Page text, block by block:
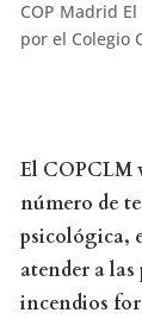
COP Madrid
por el Colegio
El COPCLM
número de
psicológica,
atender a las
incendios